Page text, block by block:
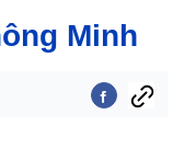
Minh